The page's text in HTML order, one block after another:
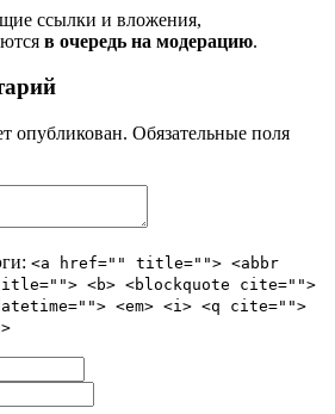
ссылки и вложения,
в очередь на модерацию.
опубликован. Обязательные поля
<a href="" title=""> <abbr
<b> <blockquote cite="">
<em> <i> <q cite="">